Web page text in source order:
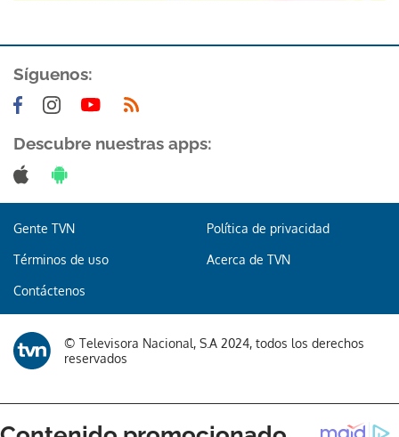
Gracias por suscribirte a nuestro boletín.
Síguenos:
Descubre nuestras apps:
Gente TVN Política de privacidad
Términos de uso Acerca de TVN
Contáctenos
© Televisora Nacional, S.A 2024, todos los derechos
reservados